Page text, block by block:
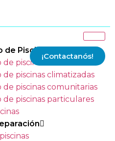
Piscinas
piscinas
piscinas climatizadas
piscinas comunitarias
piscinas particulares
¡Contactanós!